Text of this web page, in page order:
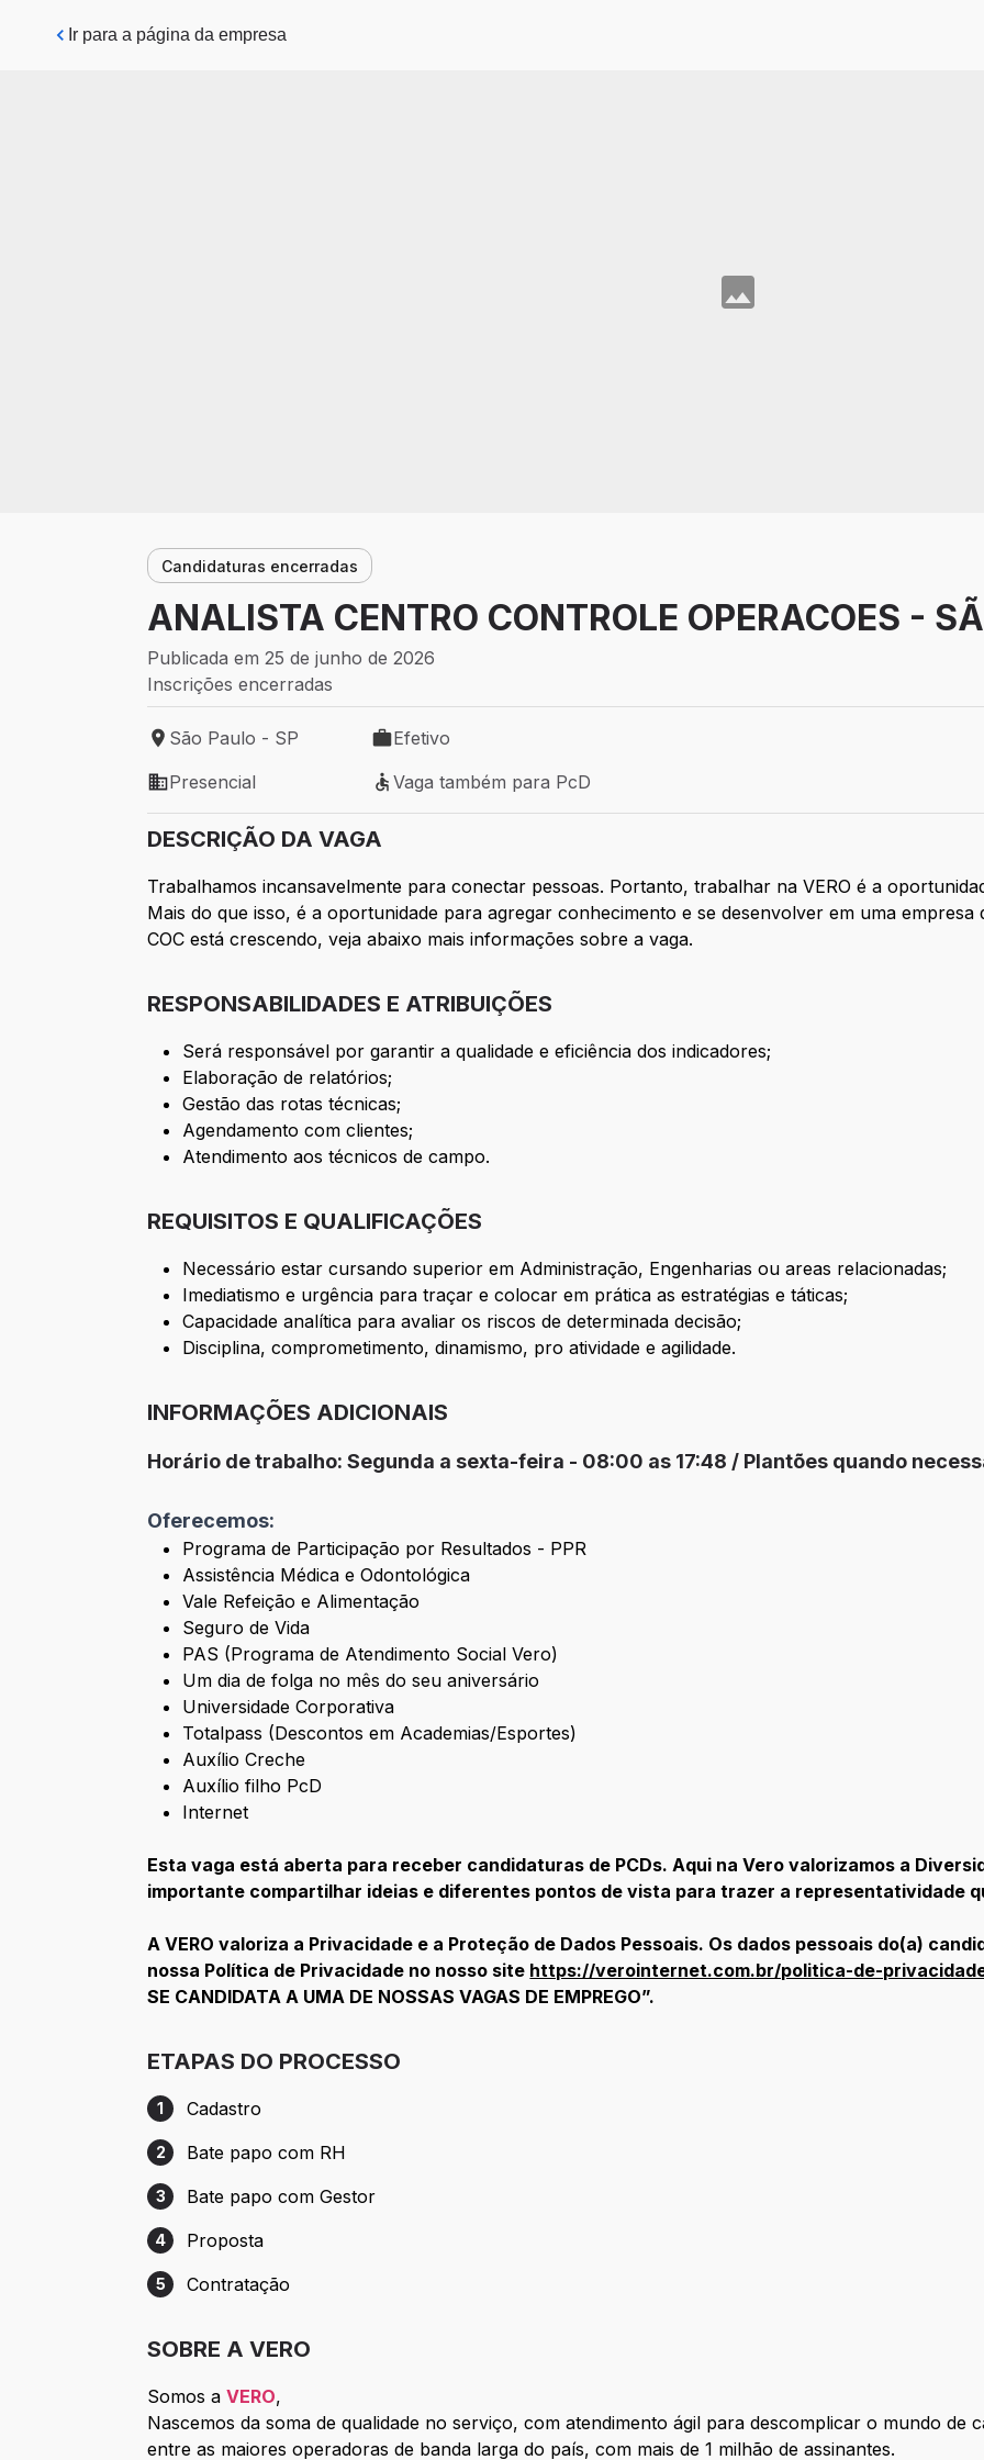
Pular para o conteúdo principal
Ir para a página da empresa
Candidaturas encerradas
ANALISTA CENTRO CONTROLE OPERACOES -
Publicada em 25 de junho de 2026
Inscrições encerradas
Local de trabalho: São Paulo - SP
São Paulo - SP
Tipo de vaga: Efetivo
Efetivo
Modelo de trabalho: Presencial
Presencial
Vaga também para PcD
Vaga também para PcD
DESCRIÇÃO DA VAGA
Trabalhamos incansavelmente para conectar pessoas. Portanto, trabalhar na VERO é a
Mais do que isso, é a oportunidade para agregar conhecimento e se desenvolver em uma
COC está crescendo, veja abaixo mais informações sobre a vaga.
RESPONSABILIDADES E ATRIBUIÇÕES
Será responsável por garantir a qualidade e eficiência dos indicadores;
Elaboração de relatórios;
Gestão das rotas técnicas;
Agendamento com clientes;
Atendimento aos técnicos de campo.
REQUISITOS E QUALIFICAÇÕES
Necessário estar cursando superior em Administração, Engenharias ou areas relacionadas;
Imediatismo e urgência para traçar e colocar em prática as estratégias e táticas;
Capacidade analítica para avaliar os riscos de determinada decisão;
Disciplina, comprometimento, dinamismo, pro atividade e agilidade.
INFORMAÇÕES ADICIONAIS
Horário de trabalho: Segunda a sexta-feira - 08:00 as 17:48 / Plantões quando
Oferecemos:
Programa de Participação por Resultados - PPR
Assistência Médica e Odontológica
Vale Refeição e Alimentação
Seguro de Vida
PAS (Programa de Atendimento Social Vero)
Um dia de folga no mês do seu aniversário
Universidade Corporativa
Totalpass (Descontos em Academias/Esportes)
Auxílio Creche
Auxílio filho PcD
Internet
Esta vaga está aberta para receber candidaturas de PCDs. Aqui na Vero valorizamos a
importante compartilhar ideias e diferentes pontos de vista para trazer a representatividade
A VERO valoriza a Privacidade e a Proteção de Dados Pessoais. Os dados pessoais do(a)
nossa Política de Privacidade no nosso site https://verointernet.com.br/politica-de-
SE CANDIDATA A UMA DE NOSSAS VAGAS DE EMPREGO”.
ETAPAS DO PROCESSO
Etapa 1: Cadastro
1 Cadastro
Etapa 2: Bate papo com RH
2 Bate papo com RH
Etapa 3: Bate papo com Gestor
3 Bate papo com Gestor
Etapa 4: Proposta
4 Proposta
Etapa 5: Contratação
5 Contratação
SOBRE A VERO
Somos aVERO,
Nascemos da soma de qualidade no serviço, com atendimento ágil para descomplicar o mundo de
entre as maiores operadoras de banda larga do país, com mais de 1 milhão de assinantes.